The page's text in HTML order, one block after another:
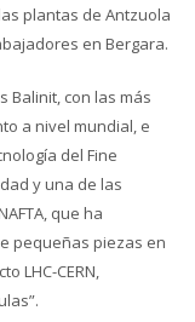
plantas de Antzuola
en Bergara.
Balinit, con las más
a nivel mundial, e
del Fine
y una de las
que ha
pequeñas piezas en
LHC-CERN,